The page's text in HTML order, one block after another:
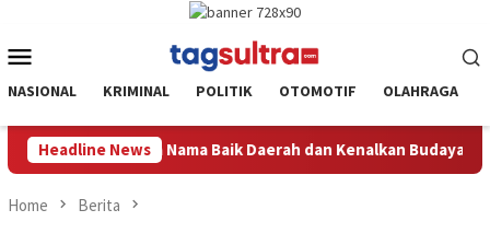
content
Menu
NASIONAL KRIMINAL POLITIK OTOMOTIF OLAHRAGA
Headline News
dan Kenalkan Budaya dan Adat Istiadat Bumi Sorume
Home Berita